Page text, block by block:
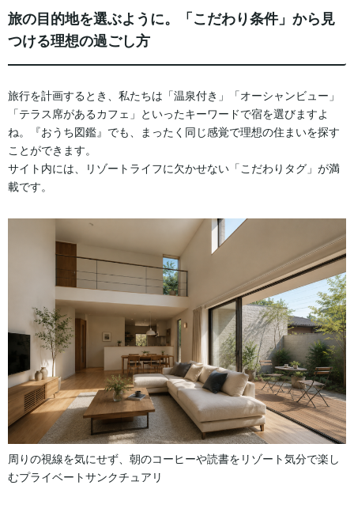
旅の目的地を選ぶように。「こだわり条件」から見
つける理想の過ごし方
旅行を計画するとき、私たちは「温泉付き」「オーシャンビュー」
「テラス席があるカフェ」といったキーワードで宿を選びますよ
ね。『おうち図鑑』でも、まったく同じ感覚で理想の住まいを探す
ことができます。
サイト内には、リゾートライフに欠かせない「こだわりタグ」が満
載です。
周りの視線を気にせず、朝のコーヒーや読書をリゾート気分で楽し
むプライベートサンクチュアリ